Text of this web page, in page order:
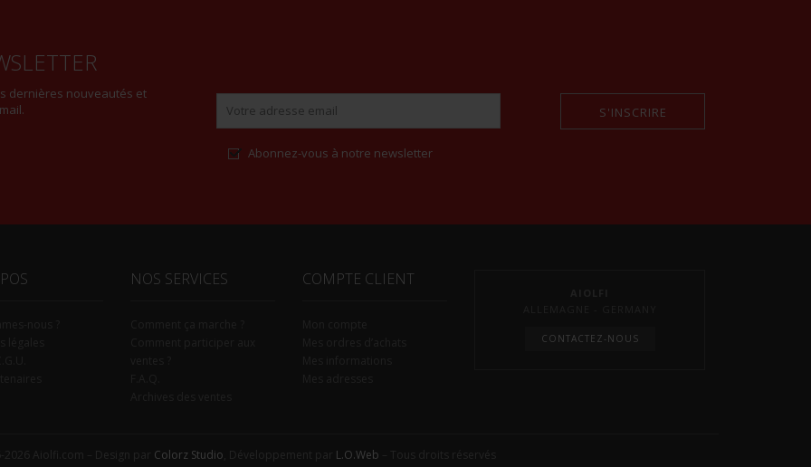
dernières nouveautés et
Abonnez-vous à notre newsletter
S'INSCRIRE
NOS SERVICES COMPTE CLIENT
CONTACTEZ-NOUS
Colorz Studio L.O.Web